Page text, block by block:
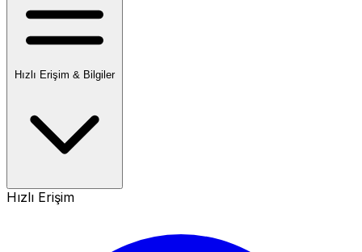
Hızlı Erişim & Bilgiler
Hızlı Erişim